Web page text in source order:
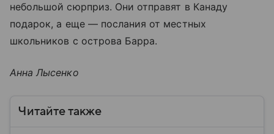
небольшой сюрприз. Они отправят в Канаду
подарок, а еще — послания от местных
школьников с острова Барра.
Анна Лысенко
Читайте также